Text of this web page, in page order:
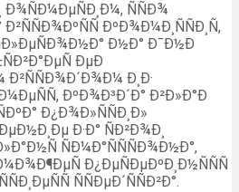
Ð¾ÑÐ¼ÐµÑÐ¸Ð¼, ÑÑÐ¾
ÐºÐ¾Ð¼Ð¸ÑÑÐ¸Ñ,
Ð½Ð° Ð¯Ð½Ð
ÐµÐ
Ð²ÑÑÐ¾Ð´Ð¾Ð¼ Ð¸Ð·
ÐºÐ¾Ð³Ð´Ð° Ð²Ð»Ð°Ð
Ð¿Ð¾Ð»ÑÑÐ¸Ð»
Ð·Ð° ÑÐ²Ð¾Ð¸
ÑÐ¼Ð°ÑÑÑÐ¾Ð½Ð°,
Ð¿ÐµÑÐµÐºÐ¸Ð½ÑÑÑ
ÑÑÐµÐ´ÑÑÐ²Ð°.